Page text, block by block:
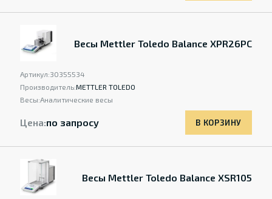
Весы Mettler Toledo Balance XPR26PC
Артикул:30355534
Производитель:METTLER TOLEDO
Весы:Аналитические весы
Цена:по запросу В КОРЗИНУ
Весы Mettler Toledo Balance XSR105